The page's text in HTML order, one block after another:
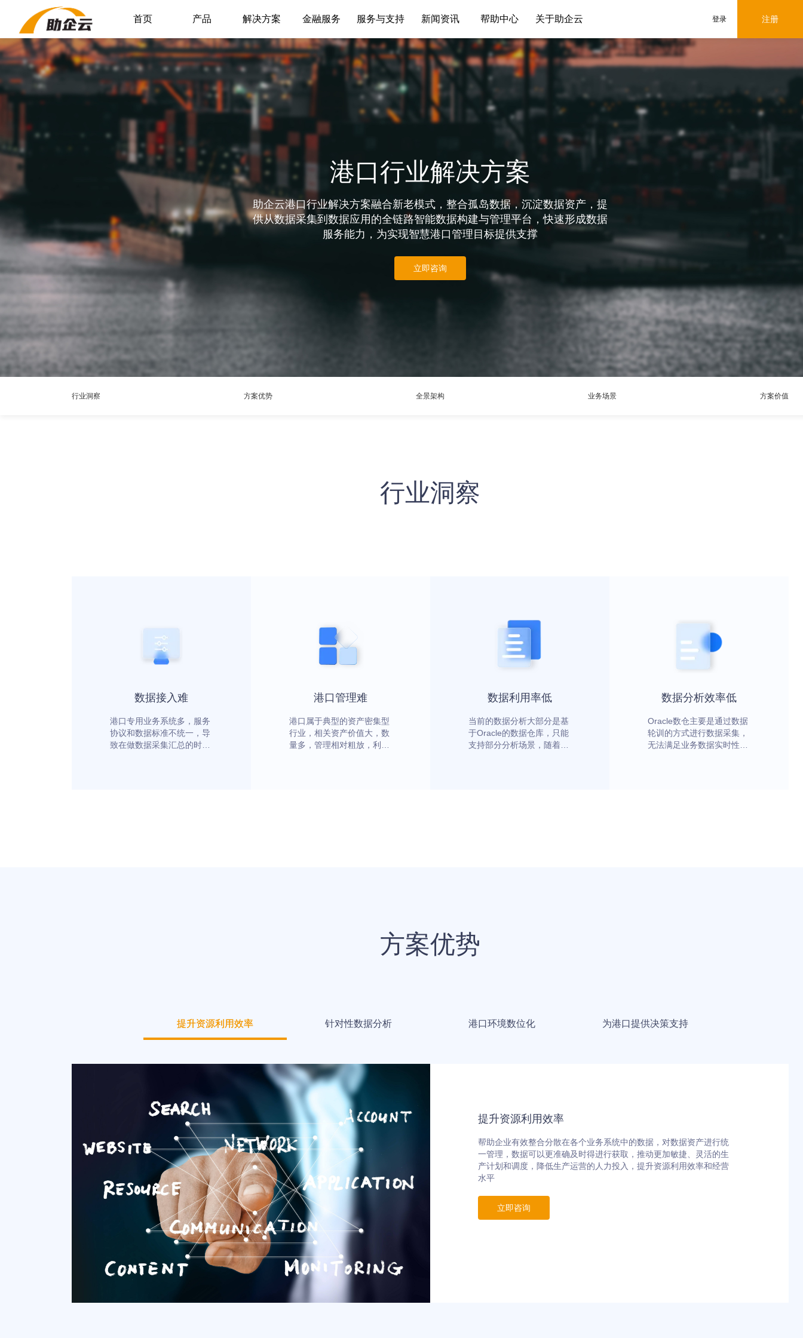
首页 产品 解决方案 金融服务 服务与支持 新闻资讯 帮助中心 关于助企云 登录 注册
港口行业解决方案
助企云港口行业解决方案融合新老模式，整合孤岛数据，沉淀数据资产，提
供从数据采集到数据应用的全链路智能数据构建与管理平台，快速形成数据
服务能力，为实现智慧港口管理目标提供支撑
立即咨询
行业洞察 方案优势 全景架构 业务场景 方案价值
行业洞察
数据接入难
港口专用业务系统多，服务
协议和数据标准不统一，导
致在做数据采集汇总的时候
港口管理难
港口属于典型的资产密集型
行业，相关资产价值大，数
量多，管理相对粗放，利用
数据利用率低
当前的数据分析大部分是基
于Oracle的数据仓库，只能
支持部分分析场景，随着新
数据分析效率低
Oracle数仓主要是通过数据
轮训的方式进行数据采集，
无法满足业务数据实时性的
方案优势
提升资源利用效率 针对性数据分析 港口环境数位化 为港口提供决策支持
提升资源利用效率
帮助企业有效整合分散在各个业务系统中的数据，对数据资产进行统
一管理，数据可以更准确及时得进行获取，推动更加敏捷、灵活的生
产计划和调度，降低生产运营的人力投入，提升资源利用效率和经营
水平
立即咨询